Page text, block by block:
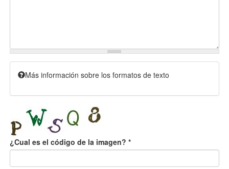
Más información sobre los formatos de texto
¿Cual es el código de la imagen? *